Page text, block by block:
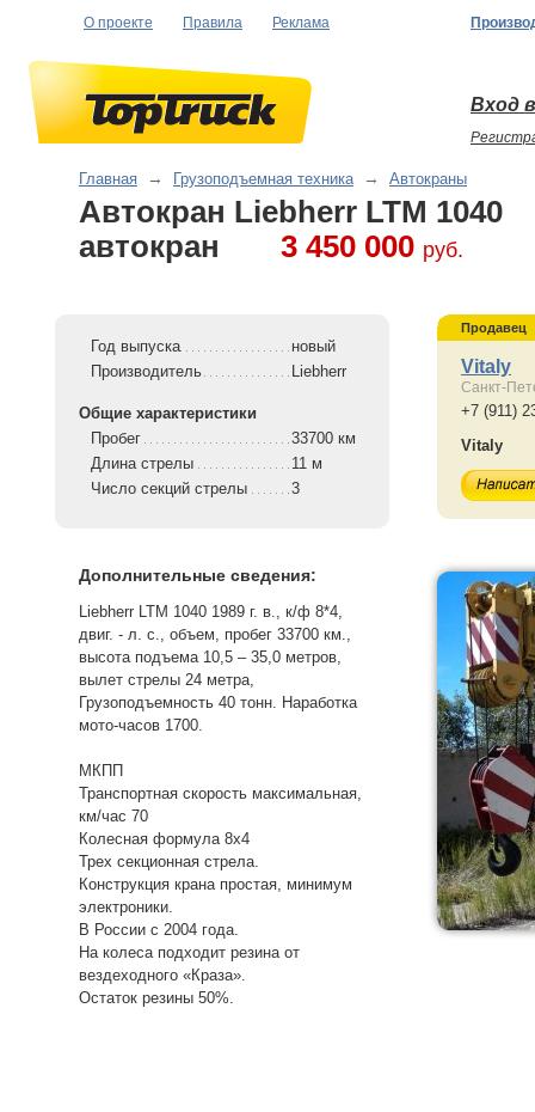
О проекте Правила Реклама
Вход
Главная → Грузоподъемная техника → Автокраны
Автокран Liebherr LTM 1040
автокран
3 450 000 руб.
Год выпуска
новый
Производитель
Liebherr
Общие характеристики
Пробег
33700 км
Длина стрелы
11 м
Число секций стрелы
3
Дополнительные сведения:
Liebherr LTM 1040 1989 г. в., к/ф 8*4,
двиг. - л. с., объем, пробег 33700 км.,
высота подъема 10,5 – 35,0 метров,
вылет стрелы 24 метра,
Грузоподъемность 40 тонн. Наработка
мото-часов 1700.
МКПП
Транспортная скорость максимальная,
км/час 70
Колесная формула 8х4
Трех секционная стрела.
Конструкция крана простая, минимум
электроники.
В России с 2004 года.
На колеса подходит резина от
вездеходного «Краза».
Остаток резины 50%.
Продавец
Vitaly
Санкт-
+7 (911)
Vitaly